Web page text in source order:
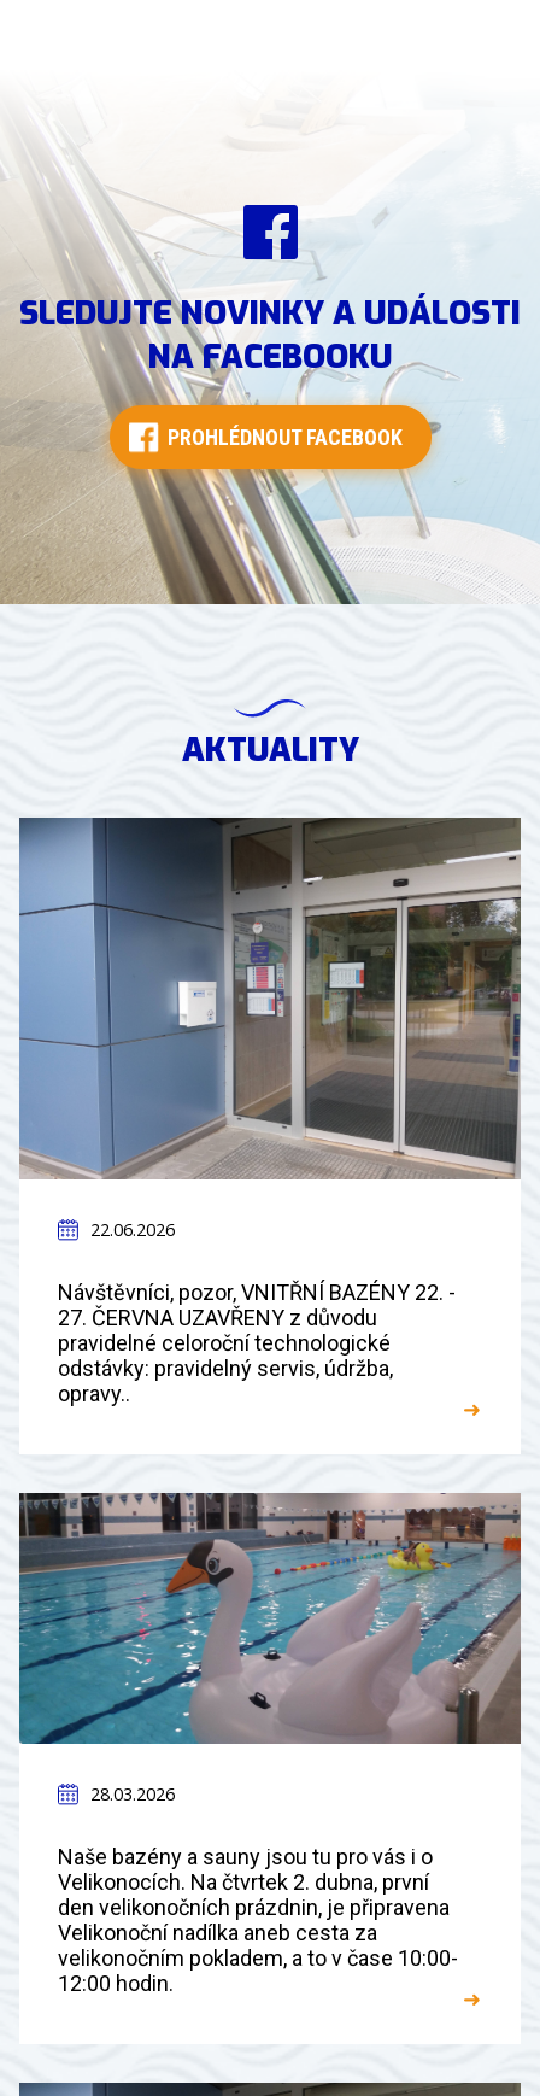
SLEDUJTE NOVINKY A UDÁLOSTI
NA FACEBOOKU
PROHLÉDNOUT FACEBOOK
AKTUALITY
22.06.2026
Návštěvníci, pozor, VNITŘNÍ BAZÉNY 22. -
27. ČERVNA UZAVŘENY z důvodu
pravidelné celoroční technologické
odstávky: pravidelný servis, údržba,
opravy..
➜
28.03.2026
Naše bazény a sauny jsou tu pro vás i o
Velikonocích. Na čtvrtek 2. dubna, první
den velikonočních prázdnin, je připravena
Velikonoční nadílka aneb cesta za
velikonočním pokladem, a to v čase 10:00-
12:00 hodin.
➜